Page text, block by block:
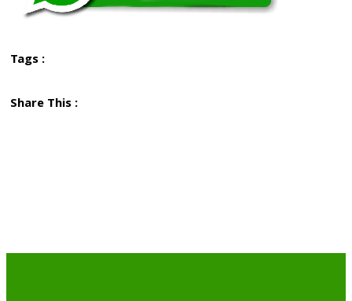
Tags :
Share This :